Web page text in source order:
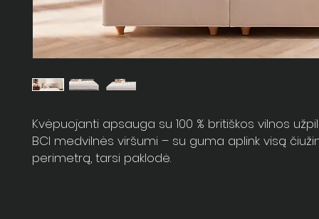
Kvėpuojanti apsauga su 100 % britiškos vilnos
BCI medvilnės viršumi – su guma aplink visą
perimetrą, tarsi paklodė.